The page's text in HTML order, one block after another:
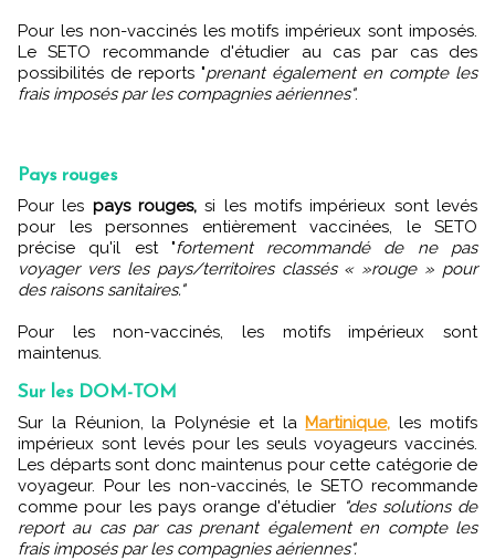
Pour les non-vaccinés les motifs impérieux sont imposés.
Le SETO recommande d'étudier au cas par cas des
possibilités de reports "prenant également en compte les
frais imposés par les compagnies aériennes".
Pays rouges
Pour les pays rouges, si les motifs impérieux sont levés
pour les personnes entièrement vaccinées, le SETO
précise qu'il est "fortement recommandé de ne pas
voyager vers les pays/territoires classés « »rouge » pour
des raisons sanitaires."
Pour les non-vaccinés, les motifs impérieux sont
maintenus.
Sur les DOM-TOM
Sur la Réunion, la Polynésie et la Martinique, les motifs
impérieux sont levés pour les seuls voyageurs vaccinés.
Les départs sont donc maintenus pour cette catégorie de
voyageur. Pour les non-vaccinés, le SETO recommande
comme pour les pays orange d'étudier "des solutions de
report au cas par cas prenant également en compte les
frais imposés par les compagnies aériennes".